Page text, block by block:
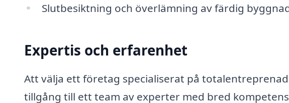
Slutbesiktning och överlämning av färdig
Expertis och erfarenhet
Att välja ett företag specialiserat på
tillgång till ett team av experter med bred